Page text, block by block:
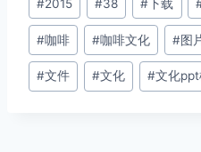
章
标
签：
#2015 #38 #下载
#咖啡 #咖啡文化 #图
#文件 #文化 #文化ppt